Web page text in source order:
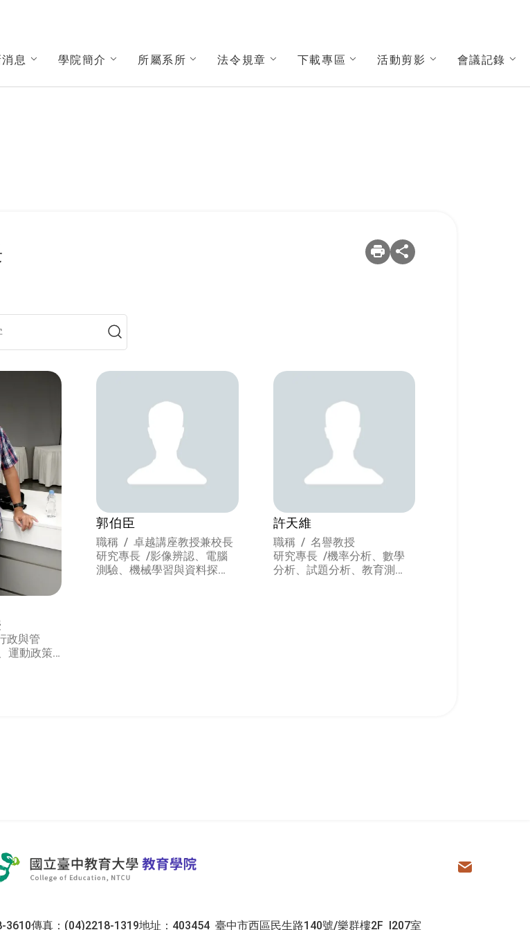
息
學院簡介 所屬系所 法令規章 下載專區 活動剪影 會議記錄
政與管
運動政策
郭伯臣
職稱 / 卓越講座教授兼校長
研究專長 /影像辨認、電腦
測驗、機械學習與資料探
許天維
職稱 / 名譽教授
研究專長 /機率分析、數學
分析、試題分析、教育測
教育學院
電子信箱
3610傳真：(04)2218-1319地址：403454 臺中市西區民生路140號/樂群樓2F I207室